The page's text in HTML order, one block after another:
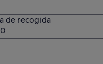
en el lugar de recogida
de recogida